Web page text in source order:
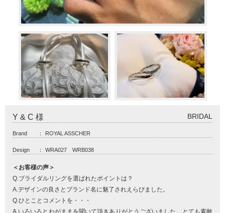
Y & C 様 BRIDAL
Brand ： ROYAL ASSCHER
Design ： WRA027 WRB038
＜お客様の声＞
Q.ブライダルリングを選ばれたポイントは？
A.デザインの良さとブランド名に魅了されえらびました。
Q.ひとことコメントを・・・
A.いろいろとわがままを聞いて頂きありがとうございました。とても素敵